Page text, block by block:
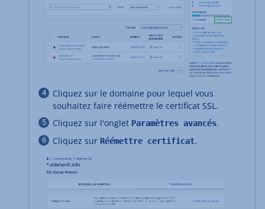
Cliquez sur le domaine pour lequel vous
souhaitez faire réémettre le certificat SSL.
Cliquez sur l'onglet Paramètres avancés.
Cliquez sur Réémettre certificat.